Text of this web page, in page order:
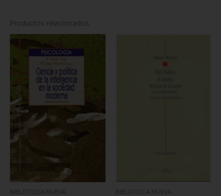
Productos relacionados
BIBLIOTECA NUEVA BIBLIOTECA NUEVA